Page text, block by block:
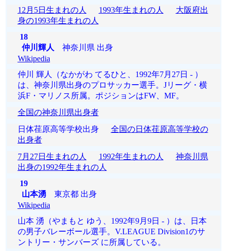
12月5日生まれの人
1993年生まれの人
大阪府出
身の1993年生まれの人
18
仲川輝人 神奈川県 出身
Wikipedia
仲川 輝人（なかがわ てるひと、1992年7月27日 - ）
は、神奈川県出身のプロサッカー選手。Jリーグ・横
浜F・マリノス所属。ポジションはFW、MF。
全国の神奈川県出身者
日体荏原高等学校出身 全国の日体荏原高等学校の
出身者
7月27日生まれの人
1992年生まれの人
神奈川県
出身の1992年生まれの人
19
山本湧東京都 出身
Wikipedia
山本 湧（やまもと ゆう、1992年9月9日 - ）は、日本
の男子バレーボール選手。V.LEAGUE Division1のサ
ントリー・サンバーズ に所属している。